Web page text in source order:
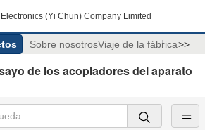
(Yi Chun) Company Limited
Sobre nosotrosViaje de la fábrica>>
de los acopladores del aparato